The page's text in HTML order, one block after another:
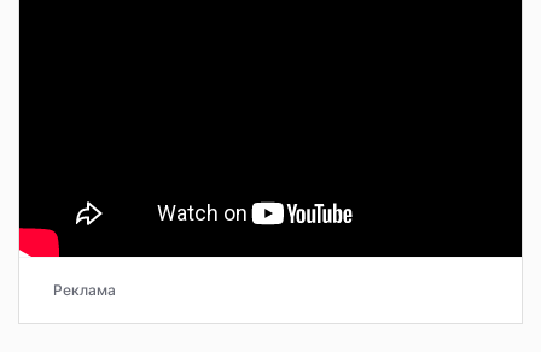
Реклама